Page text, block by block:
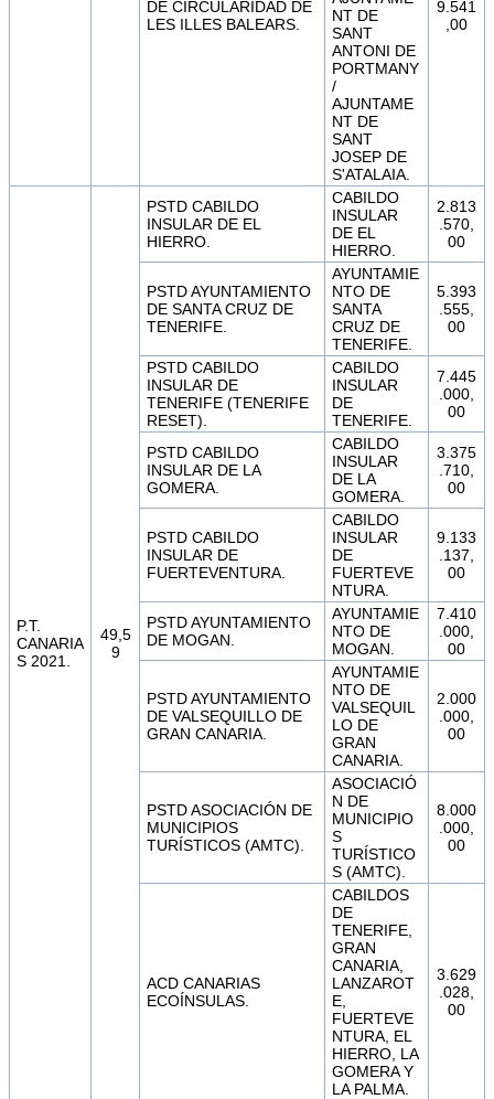
DE CIRCULARIDAD DE
LES ILLES BALEARS.
NT DE
SANT
ANTONI DE
PORTMANY
/
AJUNTAME
NT DE
SANT
JOSEP DE
S'ATALAIA.
9.541
,00
P.T.
CANARIA
S 2021.
49,5
9
PSTD CABILDO
INSULAR DE EL
HIERRO.
CABILDO
INSULAR
DE EL
HIERRO.
2.813
.570,
00
PSTD AYUNTAMIENTO
DE SANTA CRUZ DE
TENERIFE.
AYUNTAMIE
NTO DE
SANTA
CRUZ DE
TENERIFE.
5.393
.555,
00
PSTD CABILDO
INSULAR DE
TENERIFE (TENERIFE
RESET).
CABILDO
INSULAR
DE
TENERIFE.
7.445
.000,
00
PSTD CABILDO
INSULAR DE LA
GOMERA.
CABILDO
INSULAR
DE LA
GOMERA.
3.375
.710,
00
PSTD CABILDO
INSULAR DE
FUERTEVENTURA.
CABILDO
INSULAR
DE
FUERTEVE
NTURA.
9.133
.137,
00
PSTD AYUNTAMIENTO
DE MOGAN.
AYUNTAMIE
NTO DE
MOGAN.
7.410
.000,
00
PSTD AYUNTAMIENTO
DE VALSEQUILLO DE
GRAN CANARIA.
AYUNTAMIE
NTO DE
VALSEQUIL
LO DE
GRAN
CANARIA.
2.000
.000,
00
PSTD ASOCIACIÓN DE
MUNICIPIOS
TURÍSTICOS (AMTC).
ASOCIACIÓ
N DE
MUNICIPIO
S
TURÍSTICO
S (AMTC).
8.000
.000,
00
ACD CANARIAS
ECOÍNSULAS.
CABILDOS
DE
TENERIFE,
GRAN
CANARIA,
LANZAROT
E,
FUERTEVE
NTURA, EL
HIERRO, LA
GOMERA Y
LA PALMA.
3.629
.028,
00